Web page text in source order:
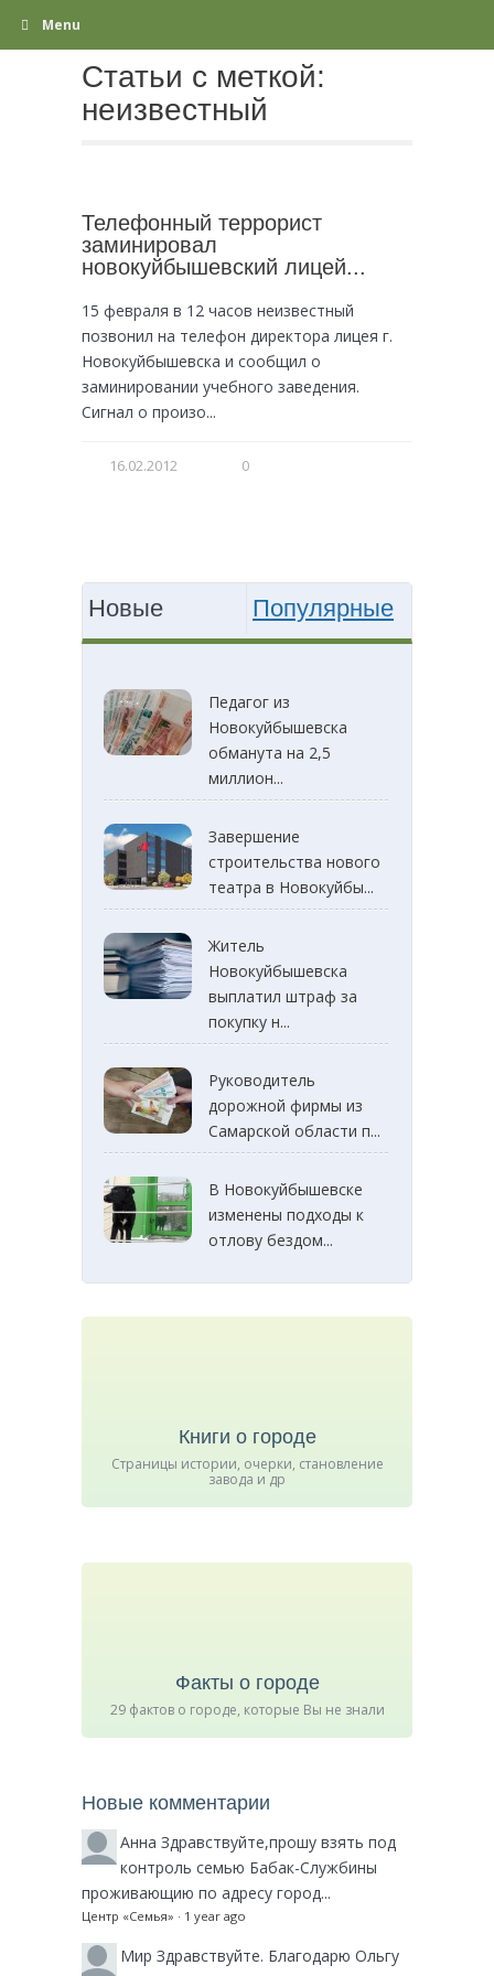
Menu
Статьи с меткой:
неизвестный
Телефонный террорист
заминировал
новокуйбышевский лицей...
15 февраля в 12 часов неизвестный
позвонил на телефон директора лицея г.
Новокуйбышевска и сообщил о
заминировании учебного заведения.
Сигнал о произо...
16.02.2012 0
Новые Популярные
Педагог из
Новокуйбышевска
обманута на 2,5
миллион...
Завершение
строительства нового
театра в Новокуйбы...
Житель
Новокуйбышевска
выплатил штраф за
покупку н...
Руководитель
дорожной фирмы из
Самарской области п...
В Новокуйбышевске
изменены подходы к
отлову бездом...
Книги о городе
Страницы истории, очерки, становление
завода и др
Факты о городе
29 фактов о городе, которые Вы не знали
Новые комментарии
Анна Здравствуйте,прошу взять под
контроль семью Бабак-Службины
проживающию по адресу город...
Центр «Семья» · 1 year ago
Мир Здравствуйте. Благодарю Ольгу